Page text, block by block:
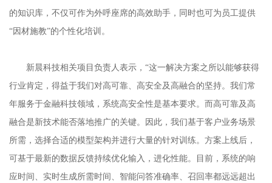
的知识库，不仅可作为外呼座席的高效助手，同时也可为员工提供
“因材施教”的个性化培训。
新晨科技相关项目负责人表示， “这一解决方案之所以能够获得
行业肯定，得益于我们对高可靠、高安全及高融合的坚持。我们常
年服务于金融科技领域，系统高安全性是基本要求。而高可靠及高
融合是新技术能否落地推广的关键。因此，我们基于客户业务场景
所需，选择合适的模型架构并进行大量的针对训练。方案上线后，
可基于最新的数据反馈持续优化输入，进化性能。目前，系统的响
应时间、实时生成所需时间、智能问答准确率、召回率都远远超出